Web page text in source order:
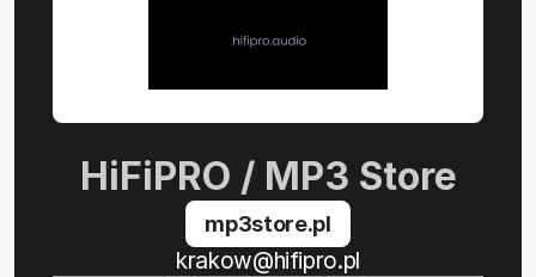
HiFiPRO / MP3 Store
mp3store.pl
krakow@hifipro.pl